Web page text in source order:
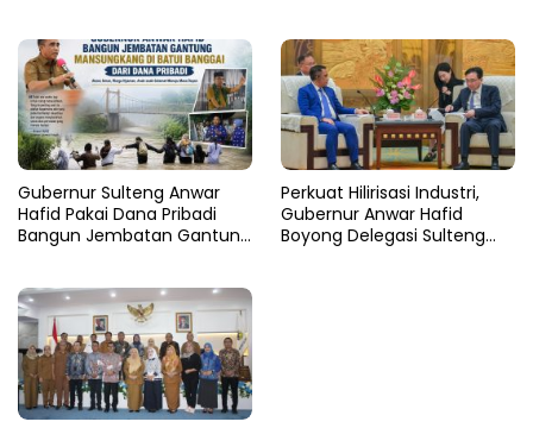
Gubernur Sulteng Anwar
Hafid Pakai Dana Pribadi
Bangun Jembatan Gantung
Perkuat Hilirisasi Industri,
Gubernur Anwar Hafid
Boyong Delegasi Sulteng